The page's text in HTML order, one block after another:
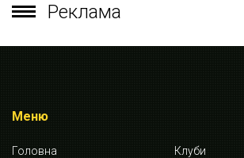
Реклама
Меню
Головна
Клуби